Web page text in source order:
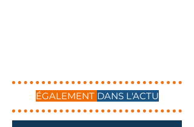
ÉGALEMENT DANS L'ACTU